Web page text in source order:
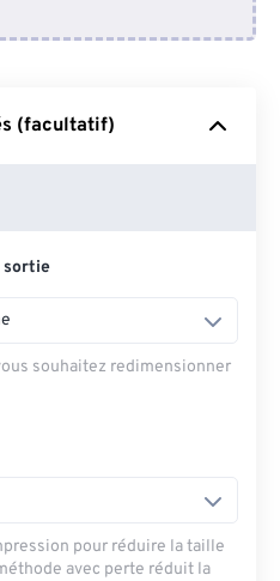
Drive
(facultatif)
sortie
souhaitez redimensionner
pour réduire la taille
avec perte réduit la